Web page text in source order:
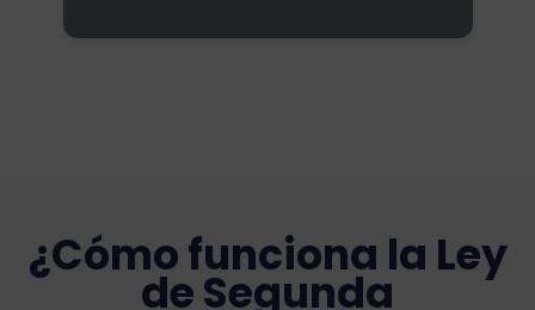
¿Cómo funciona la Ley
de Segunda